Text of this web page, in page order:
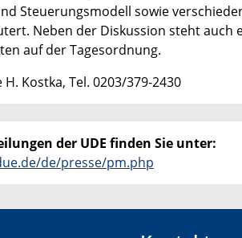
Steuerungsmodell sowie
Neben der Diskussion steht
auf der Tagesordnung.
Kostka, Tel. 0203/379-2430
der UDE finden Sie unter:
de/presse/pm.php